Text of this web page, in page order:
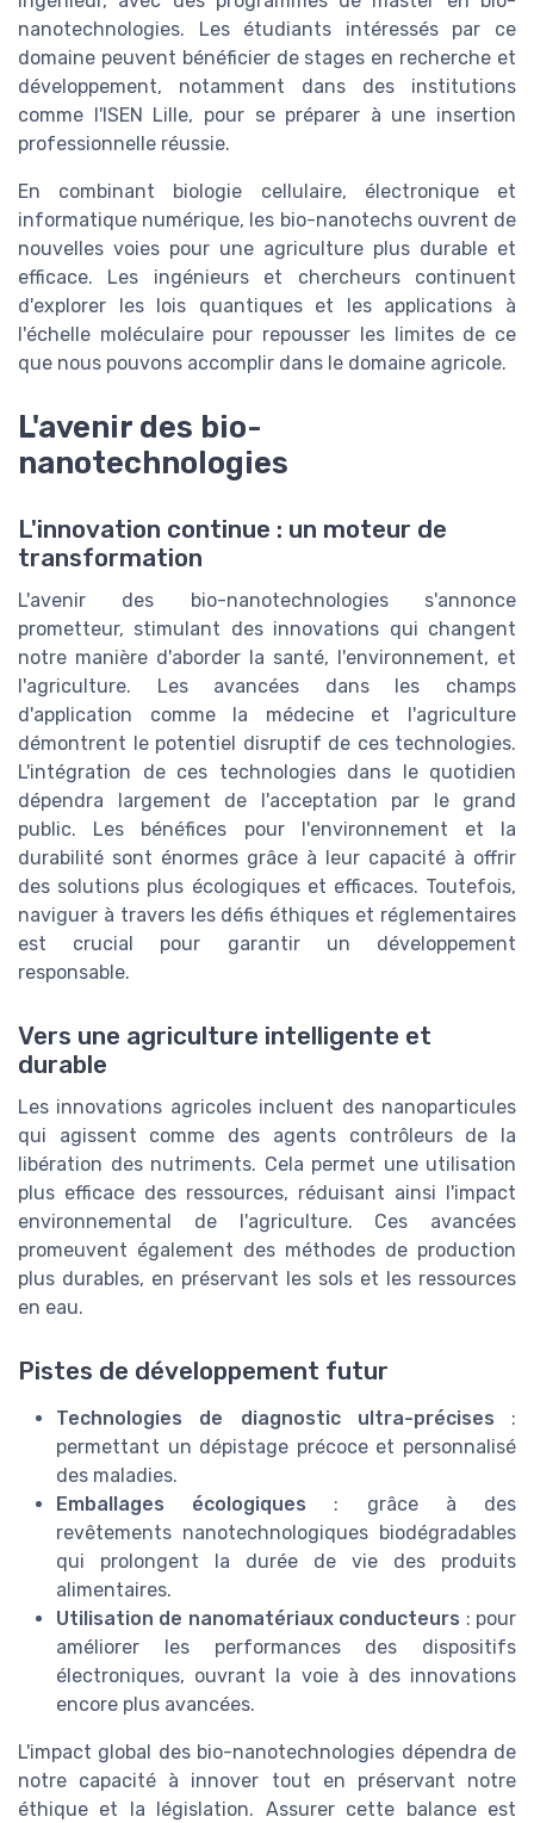
nanotechnologies. Les étudiants intéressés par ce
domaine peuvent bénéficier de stages en recherche et
développement, notamment dans des institutions
comme l'ISEN Lille, pour se préparer à une insertion
professionnelle réussie.
En combinant biologie cellulaire, électronique et
informatique numérique, les bio-nanotechs ouvrent de
nouvelles voies pour une agriculture plus durable et
efficace. Les ingénieurs et chercheurs continuent
d'explorer les lois quantiques et les applications à
l'échelle moléculaire pour repousser les limites de ce
que nous pouvons accomplir dans le domaine agricole.
L'avenir des bio-
nanotechnologies
L'innovation continue : un moteur de
transformation
L'avenir des bio-nanotechnologies s'annonce
prometteur, stimulant des innovations qui changent
notre manière d'aborder la santé, l'environnement, et
l'agriculture. Les avancées dans les champs
d'application comme la médecine et l'agriculture
démontrent le potentiel disruptif de ces technologies.
L'intégration de ces technologies dans le quotidien
dépendra largement de l'acceptation par le grand
public. Les bénéfices pour l'environnement et la
durabilité sont énormes grâce à leur capacité à offrir
des solutions plus écologiques et efficaces. Toutefois,
naviguer à travers les défis éthiques et réglementaires
est crucial pour garantir un développement
responsable.
Vers une agriculture intelligente et
durable
Les innovations agricoles incluent des nanoparticules
qui agissent comme des agents contrôleurs de la
libération des nutriments. Cela permet une utilisation
plus efficace des ressources, réduisant ainsi l'impact
environnemental de l'agriculture. Ces avancées
promeuvent également des méthodes de production
plus durables, en préservant les sols et les ressources
en eau.
Pistes de développement futur
Technologies de diagnostic ultra-précises :
permettant un dépistage précoce et personnalisé
des maladies.
Emballages écologiques : grâce à des
revêtements nanotechnologiques biodégradables
qui prolongent la durée de vie des produits
alimentaires.
Utilisation de nanomatériaux conducteurs : pour
améliorer les performances des dispositifs
électroniques, ouvrant la voie à des innovations
encore plus avancées.
L'impact global des bio-nanotechnologies dépendra de
notre capacité à innover tout en préservant notre
éthique et la législation. Assurer cette balance est